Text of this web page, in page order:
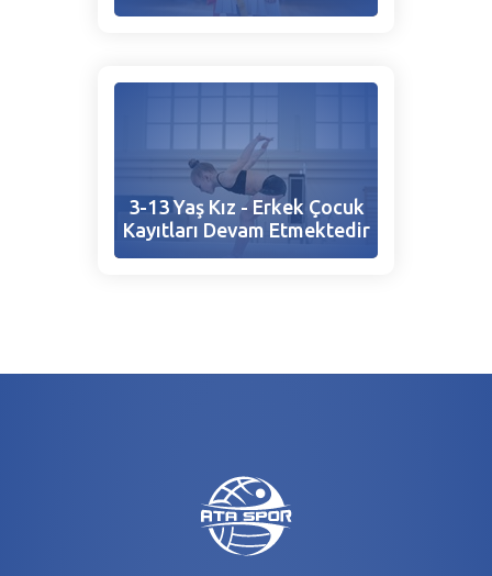
3-13 Yaş Kız - Erkek Çocuk
Kayıtları Devam Etmektedir